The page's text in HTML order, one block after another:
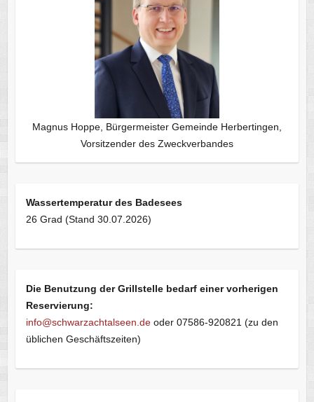
Magnus Hoppe, Bürgermeister Gemeinde Herbertingen,
Vorsitzender des Zweckverbandes
Wassertemperatur des Badesees
26 Grad (Stand 30.07.2026)
Die Benutzung der Grillstelle bedarf einer vorherigen
Reservierung:
info@schwarzachtalseen.deoder 07586-920821 (zu den
üblichen Geschäftszeiten)